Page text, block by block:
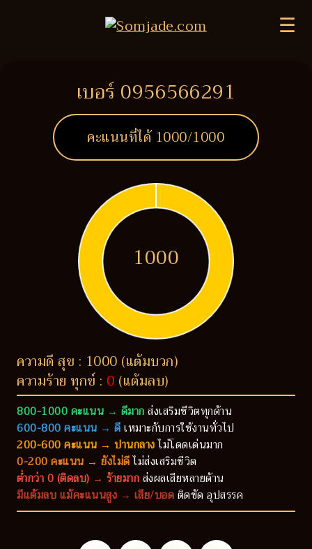
☰
เบอร์ 0956566291
คะแนนที่ได้ 1000/1000
1000
ความดี สุข : 1000 (แต้มบวก)
ความร้าย ทุกข์ : 0 (แต้มลบ)
800-1000 คะแนน → ดีมากส่งเสริมชีวิตทุกด้าน
600-800 คะแนน → ดีเหมาะกับการใช้งานทั่วไป
200-600 คะแนน → ปานกลางไม่โดดเด่นมาก
0-200 คะแนน → ยังไม่ดีไม่ส่งเสริมชีวิต
ต่ำกว่า 0 (ติดลบ) → ร้ายมากส่งผลเสียหลายด้าน
มีแต้มลบ แม้คะแนนสูง → เสีย/บอดติดขัด อุปสรรค